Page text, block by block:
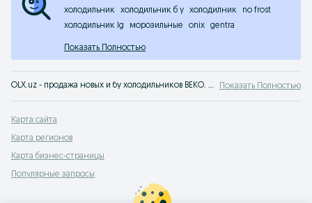
холодильник холодильник б у холодилник
no frost
холодильник lg
морозильные onix gentra
Показать Полностью
OLX.uz - продажа новых и бу холодильников BEKO. Большой выбор и низкие цены на сервисе объявлений OLX.uz Ташкент. У нас можно быстро и выгодно купить холодильники BEKO! Показать Полностью
Карта сайта
Карта регионов
Карта бизнес-страницы
Популярные запросы